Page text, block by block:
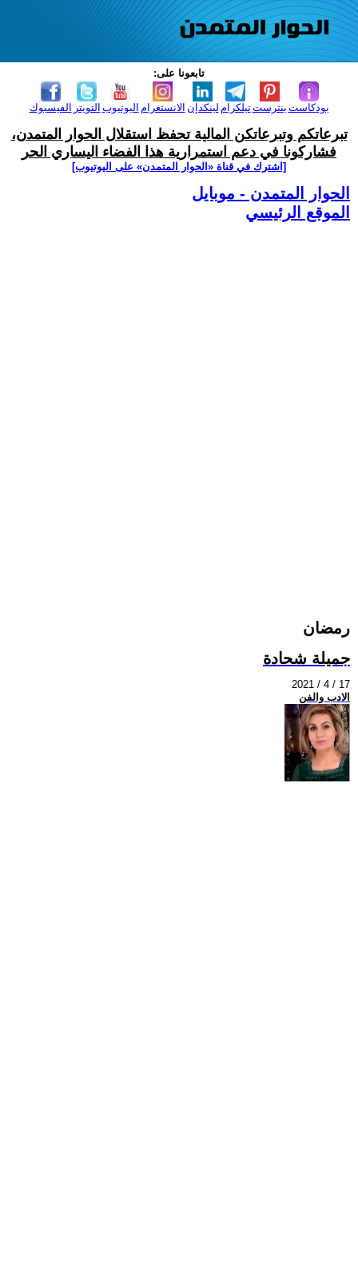
تابعونا على:
الفيسبوك التويتر اليوتيوب الانستغرام لينكدإن تيلكرامبنترست بودكاست
تبرعاتكم وتبرعاتكن المالية تحفظ استقلال الحوار المتمدن،
فشاركونا في دعم استمرارية هذا الفضاء اليساري الحر
[اشترك في قناة ‫«الحوار المتمدن» على اليوتيوب]
الحوار المتمدن - موبايل
الموقع الرئيسي
رمضان
جميلة شحادة
2021 / 4 / 17
الادب والفن